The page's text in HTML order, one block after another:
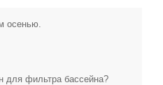
осенью.
для фильтра бассейна?